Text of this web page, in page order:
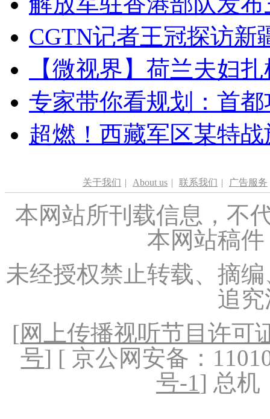
CGTN记者王冠探访新
【微视界】荷兰夫妇
专家带你看规划：首
超燃！西藏军区某特
关于我们 | About us | 联系我们 | 广告服务
本网站所刊载信息，不
本网站稿
未经授权禁止转载、摘
追
[网上传播视听节目许可
号] [ 京公网安备：
号-1] 总机